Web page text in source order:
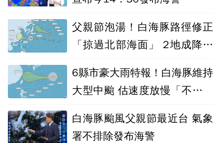
父親節泡湯！白海豚路徑修正
「掠過北部海面」 2地成降雨
6縣市豪大雨特報！白海豚維持
大型中颱 估速度放慢「不確定
白海豚颱風父親節最近台 氣象
署不排除發布海警